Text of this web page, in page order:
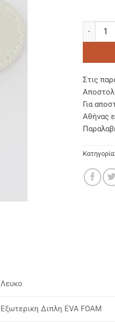
Στις
Για
Αθήνας
Κατηγορία:
Λευκο
Εξωτερικη Διπλη EVA FOAM